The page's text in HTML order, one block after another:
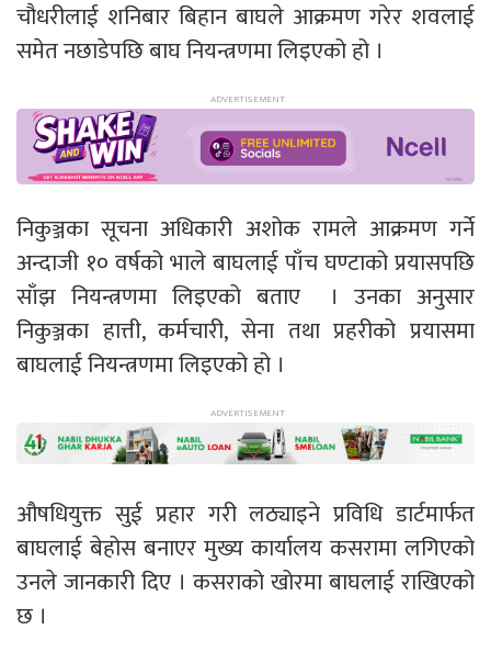
चौधरीलाई शनिबार बिहान बाघले आक्रमण गरेर शवलाई
समेत नछाडेपछि बाघ नियन्त्रणमा लिइएको हो ।
निकुञ्जका सूचना अधिकारी अशोक रामले आक्रमण गर्ने
अन्दाजी १० वर्षको भाले बाघलाई पाँच घण्टाको प्रयासपछि
साँझ नियन्त्रणमा लिइएको बताए । उनका अनुसार
निकुञ्जका हात्ती, कर्मचारी, सेना तथा प्रहरीको प्रयासमा
बाघलाई नियन्त्रणमा लिइएको हो ।
औषधियुक्त सुई प्रहार गरी लठ्याइने प्रविधि डार्टमार्फत
बाघलाई बेहोस बनाएर मुख्य कार्यालय कसरामा लगिएको
उनले जानकारी दिए । कसराको खोरमा बाघलाई राखिएको
छ ।